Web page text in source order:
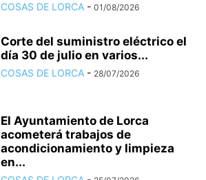
COSAS DE LORCA - 01/08/2026
Corte del suministro eléctrico el
día 30 de julio en varios...
COSAS DE LORCA - 28/07/2026
El Ayuntamiento de Lorca
acometerá trabajos de
acondicionamiento y limpieza
en...